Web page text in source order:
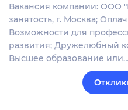
Вакансия компании: ООО
занятость, г. Москва;
Возможности для
развития; Дружелюбный
Высшее образование или…